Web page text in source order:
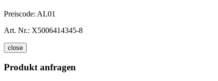
Preiscode: AL01
Art. Nr.: X5006414345-8
close
Produkt anfragen